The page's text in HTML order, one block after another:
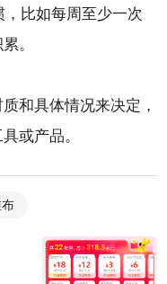
比如每周至少一次
。
和具体情况来决定，
或产品。